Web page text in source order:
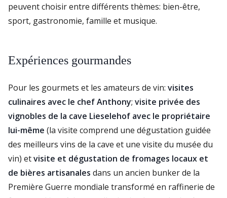
peuvent choisir entre différents thèmes: bien-être,
sport, gastronomie, famille et musique.
Expériences gourmandes
Pour les gourmets et les amateurs de vin: visites
culinaires avec le chef Anthony; visite privée des
vignobles de la cave Lieselehof avec le propriétaire
lui-même (la visite comprend une dégustation guidée
des meilleurs vins de la cave et une visite du musée du
vin) etvisite et dégustation de fromages locaux et
de bières artisanales dans un ancien bunker de la
Première Guerre mondiale transformé en raffinerie de